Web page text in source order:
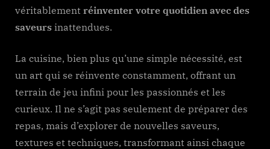
véritablement réinventer votre quotidien avec des
saveurs inattendues.
La cuisine, bien plus qu’une simple nécessité, est
un art qui se réinvente constamment, offrant un
terrain de jeu infini pour les passionnés et les
curieux. Il ne s’agit pas seulement de préparer des
repas, mais d’explorer de nouvelles saveurs,
textures et techniques, transformant ainsi chaque